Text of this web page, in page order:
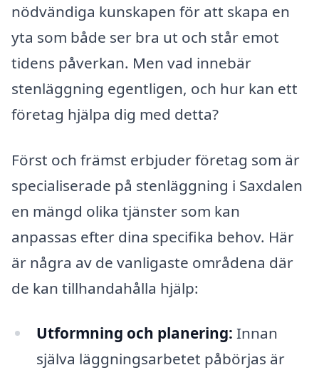
nödvändiga kunskapen för att skapa en
yta som både ser bra ut och står emot
tidens påverkan. Men vad innebär
stenläggning egentligen, och hur kan ett
företag hjälpa dig med detta?
Först och främst erbjuder företag som är
specialiserade på stenläggning i Saxdalen
en mängd olika tjänster som kan
anpassas efter dina specifika behov. Här
är några av de vanligaste områdena där
de kan tillhandahålla hjälp:
Utformning och planering: Innan
själva läggningsarbetet påbörjas är